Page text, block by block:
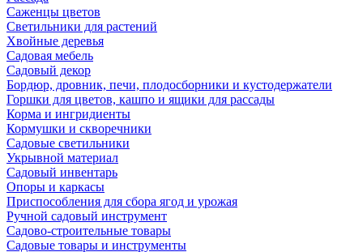
Саженцы цветов
Светильники для растений
Хвойные деревья
Садовая мебель
Садовый декор
Бордюр, дровник, печи, плодосборники и кустодержатели
Горшки для цветов, кашпо и ящики для рассады
Корма и ингридиенты
Кормушки и скворечники
Садовые светильники
Укрывной материал
Садовый инвентарь
Опоры и каркасы
Приспособления для сбора ягод и урожая
Ручной садовый инструмент
Садово-строительные товары
Садовые товары и инструменты